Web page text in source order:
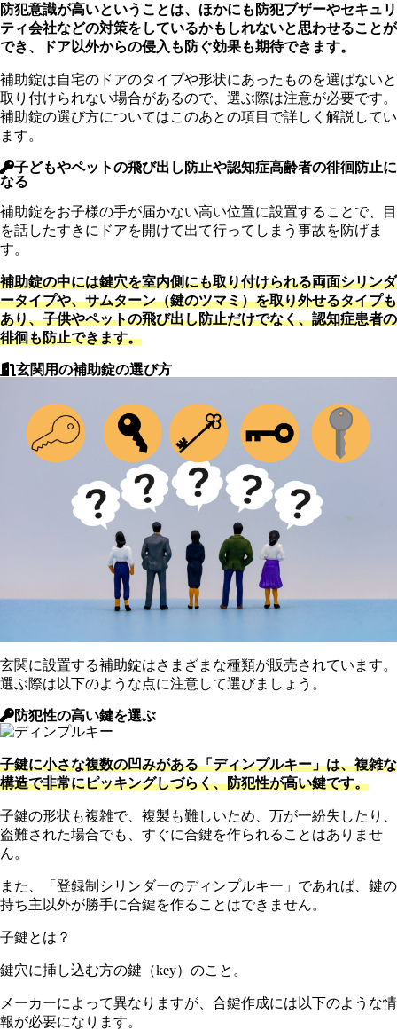
防犯意識が高いということは、ほかにも防犯ブザーやセキュリ
ティ会社などの対策をしているかもしれないと思わせることが
でき、ドア以外からの侵入も防ぐ効果も期待できます。
補助錠は自宅のドアのタイプや形状にあったものを選ばないと
取り付けられない場合があるので、選ぶ際は注意が必要です。
補助錠の選び方についてはこのあとの項目で詳しく解説してい
ます。
子どもやペットの飛び出し防止や認知症高齢者の徘徊防止に
なる
補助錠をお子様の手が届かない高い位置に設置することで、目
を話したすきにドアを開けて出て行ってしまう事故を防げま
す。
補助錠の中には鍵穴を室内側にも取り付けられる両面シリンダ
ータイプや、サムターン（鍵のツマミ）を取り外せるタイプも
あり、子供やペットの飛び出し防止だけでなく、認知症患者の
徘徊も防止できます。
玄関用の補助錠の選び方
玄関に設置する補助錠はさまざまな種類が販売されています。
選ぶ際は以下のような点に注意して選びましょう。
防犯性の高い鍵を選ぶ
子鍵に小さな複数の凹みがある「ディンプルキー」は、複雑な
構造で非常にピッキングしづらく、防犯性が高い鍵です。
子鍵の形状も複雑で、複製も難しいため、万が一紛失したり、
盗難された場合でも、すぐに合鍵を作られることはありませ
ん。
また、「登録制シリンダーのディンプルキー」であれば、鍵の
持ち主以外が勝手に合鍵を作ることはできません。
子鍵とは？
鍵穴に挿し込む方の鍵（key）のこと。
メーカーによって異なりますが、合鍵作成には以下のような情
報が必要になります。